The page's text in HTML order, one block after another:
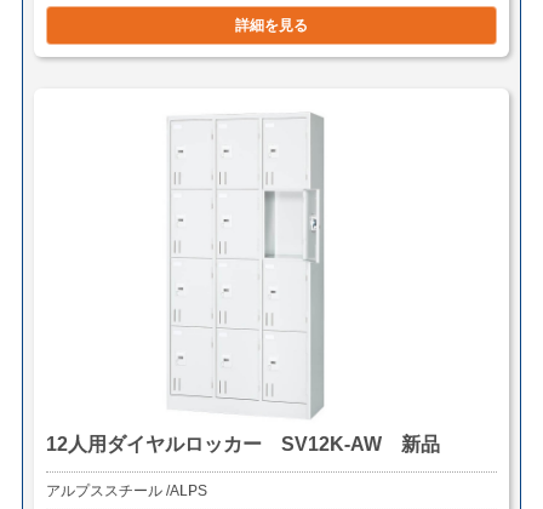
詳細を見る
12人用ダイヤルロッカー SV12K-AW 新品
アルプススチール /ALPS